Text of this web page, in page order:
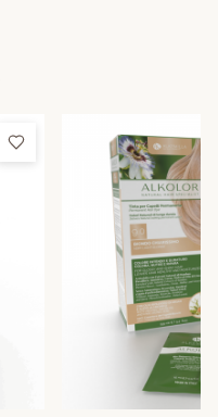
Добави в любими